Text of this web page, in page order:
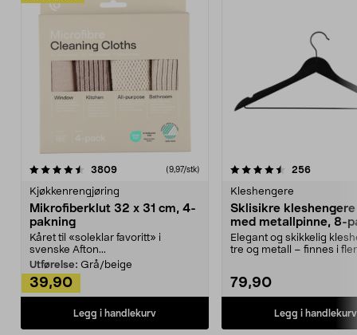
3809anmeldelser(9,97/stk)
Kjøkkenrengjøring
Mikrofiberklut 32 x 31 cm, 4-
pakning
Kåret til «soleklar favoritt» i
svenske Afton...
Utførelse: Grå/beige
39,90
Legg i handlekurv
4.5av 5 stjerner 256
Kleshengere
Sklisikre
med metallpinne, 8-
Elegant og skikkelig
tre og metall – finnes i
79,90
Legg i handlekurv
4.5av 5 stjerner